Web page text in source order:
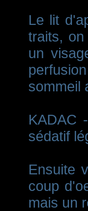
Le lit
traits,
un
sommeil
KADAC
sédatif
Ensuite
coup
mais un